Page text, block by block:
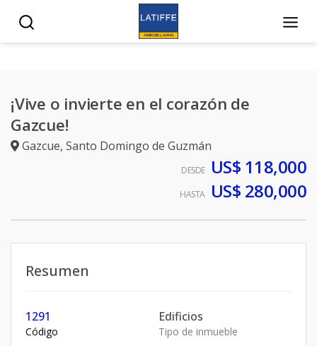
¡Vive o invierte en el corazón de
Gazcue!
Gazcue, Santo Domingo de Guzmán
DESDE US$ 118,000
HASTA US$ 280,000
Resumen
1291
Código
Edificios
Tipo de inmueble